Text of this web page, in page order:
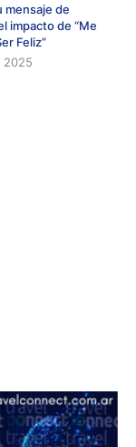
mensaje de
impacto de “Me
Feliz”
2025